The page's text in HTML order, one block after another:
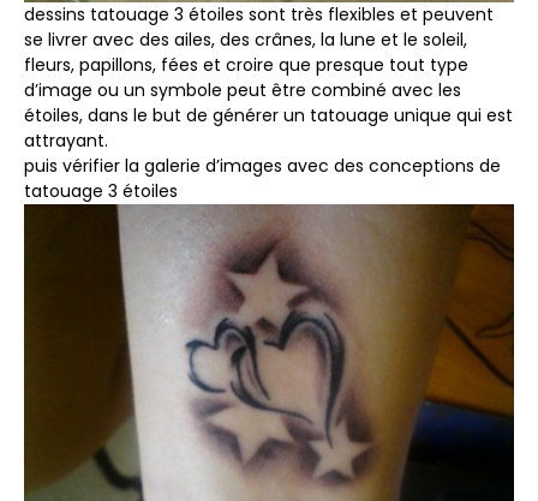
dessins tatouage 3 étoiles sont très flexibles et peuvent
se livrer avec des ailes, des crânes, la lune et le soleil,
fleurs, papillons, fées et croire que presque tout type
d’image ou un symbole peut être combiné avec les
étoiles, dans le but de générer un tatouage unique qui est
attrayant.
puis vérifier la galerie d’images avec des conceptions de
tatouage 3 étoiles